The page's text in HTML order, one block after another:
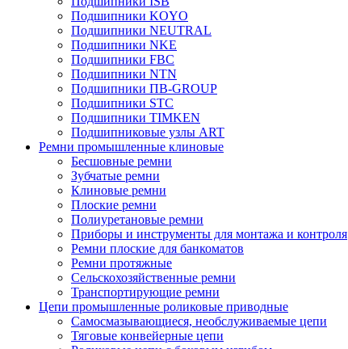
Подшипники KOYO
Подшипники NEUTRAL
Подшипники NKE
Подшипники FBC
Подшипники NTN
Подшипники ПВ-GROUP
Подшипники STC
Подшипники TIMKEN
Подшипниковые узлы ART
Ремни промышленные клиновые
Бесшовные ремни
Зубчатые ремни
Клиновые ремни
Плоские ремни
Полиуретановые ремни
Приборы и инструменты для монтажа и контроля
Ремни плоские для банкоматов
Ремни протяжные
Сельскохозяйственные ремни
Транспортирующие ремни
Цепи промышленные роликовые приводные
Самосмазывающиеся, необслуживаемые цепи
Тяговые конвейерные цепи